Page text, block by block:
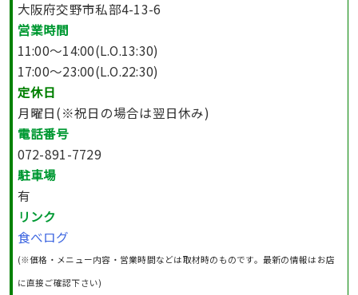
大阪府交野市私部4-13-6
営業時間
11:00～14:00(L.O.13:30)
17:00～23:00(L.O.22:30)
定休日
月曜日(※祝日の場合は翌日休み)
電話番号
072-891-7729
駐車場
有
リンク
食べログ
(※価格・メニュー内容・営業時間などは取材時のものです。最新の情報はお店
に直接ご確認下さい)